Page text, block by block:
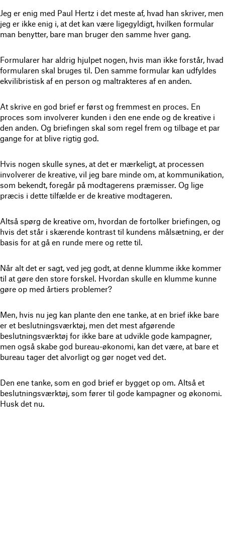
Jeg er enig med Paul Hertz i det meste af, hvad han skriver, men
jeg er ikke enig i, at det kan være ligegyldigt, hvilken formular
man benytter, bare man bruger den samme hver gang.
Formularer har aldrig hjulpet nogen, hvis man ikke forstår, hvad
formularen skal bruges til. Den samme formular kan udfyldes
ekvilibristisk af en person og maltrakteres af en anden.
At skrive en god brief er først og fremmest en proces. En
proces som involverer kunden i den ene ende og de kreative i
den anden. Og briefingen skal som regel frem og tilbage et par
gange for at blive rigtig god.
Hvis nogen skulle synes, at det er mærkeligt, at processen
involverer de kreative, vil jeg bare minde om, at kommunikation,
som bekendt, foregår på modtagerens præmisser. Og lige
præcis i dette tilfælde er de kreative modtageren.
Altså spørg de kreative om, hvordan de fortolker briefingen, og
hvis det står i skærende kontrast til kundens målsætning, er der
basis for at gå en runde mere og rette til.
Når alt det er sagt, ved jeg godt, at denne klumme ikke kommer
til at gøre den store forskel. Hvordan skulle en klumme kunne
gøre op med årtiers problemer?
Men, hvis nu jeg kan plante den ene tanke, at en brief ikke bare
er et beslutningsværktøj, men det mest afgørende
beslutningsværktøj for ikke bare at udvikle gode kampagner,
men også skabe god bureau-økonomi, kan det være, at bare et
bureau tager det alvorligt og gør noget ved det.
Den ene tanke, som en god brief er bygget op om. Altså et
beslutningsværktøj, som fører til gode kampagner og økonomi.
Husk det nu.